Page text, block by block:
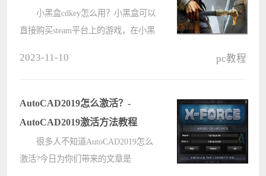
小黑盒cdkey怎么用？小黑盒可以
直接购买steam平台上的游戏，在小黑
如何操作，本篇教程就来介绍小黑盒
2023-11-10 pc教程
AutoCAD2019怎么激活？-
AutoCAD2019激活方法教程
很多人不知道AutoCAD2019怎么
激活?今日为你们带来的文章是